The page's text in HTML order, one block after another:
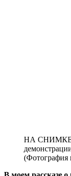
НА СНИМКЕ:
(Фотография